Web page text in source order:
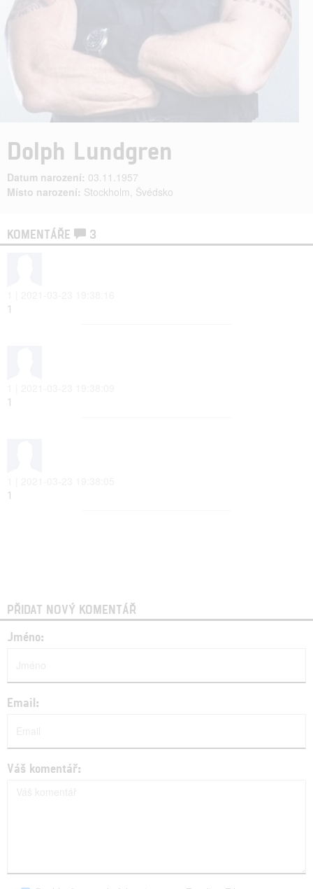
Dolph Lundgren
Datum narození: 03.11.1957
Místo narození: Stockholm, Švédsko
KOMENTÁŘE 3
1
1
1
PŘIDAT NOVÝ KOMENTÁŘ
Jméno:
Email:
Váš komentář: